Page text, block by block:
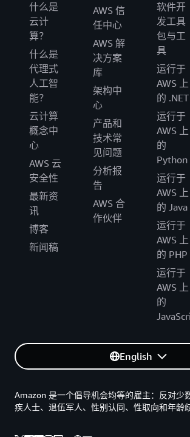
什么是
云计
算？
什么是
代理式
人工智
能？
云计算
概念中
心
AWS 云
安全性
最新资
讯
博客
新闻稿
AWS 信
任中心
AWS 解
决方案
库
架构中
心
产品和
技术常
见问题
分析报
告
AWS 合
作伙伴
软件开
发工具
包与工
具
运行于
AWS 上
的 .NET
运行于
AWS 上
的
Python
运行于
AWS 上
的 Java
运行于
AWS 上
的 PHP
运行于
AWS 上
的
English
Amazon 是一个倡导机会均等的雇主：反对少
疾人士、退伍军人、性别认同、性取向和年龄